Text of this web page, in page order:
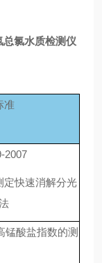
氯水质检测仪
准
2007
定快速消解分光
锰酸盐指数的测